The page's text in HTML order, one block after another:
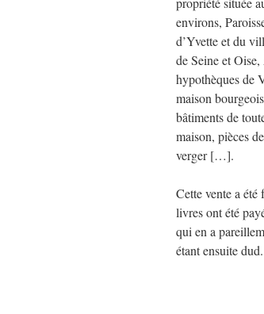
environs,
d’Yvette et du
de Seine et
hypothèques de
maison
bâtiments de
maison, pièces
verger […].
Cette vente a
livres ont été
qui en a
étant ensuite